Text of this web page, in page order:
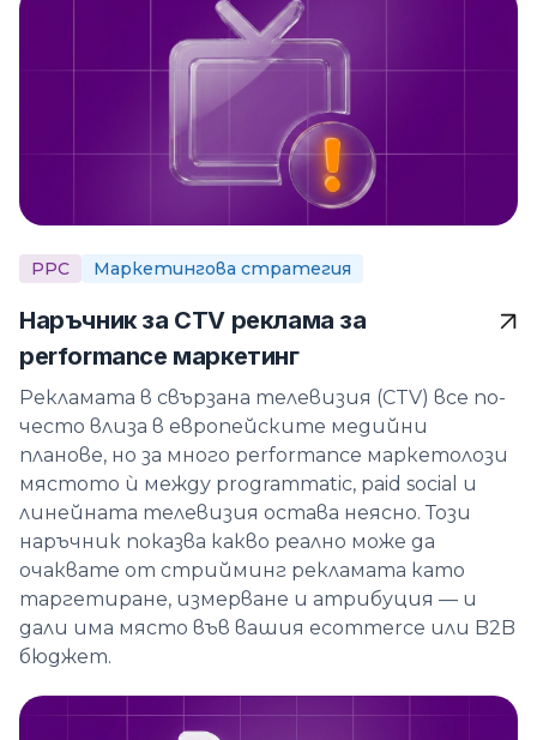
PPC Маркетингова стратегия
Наръчник за CTV реклама за
performance маркетинг
Рекламата в свързана телевизия (CTV) все по-
често влиза в европейските медийни
планове, но за много performance маркетолози
мястото ѝ между programmatic, paid social и
линейната телевизия остава неясно. Този
наръчник показва какво реално може да
очаквате от стрийминг рекламата като
таргетиране, измерване и атрибуция — и
дали има място във вашия ecommerce или B2B
бюджет.